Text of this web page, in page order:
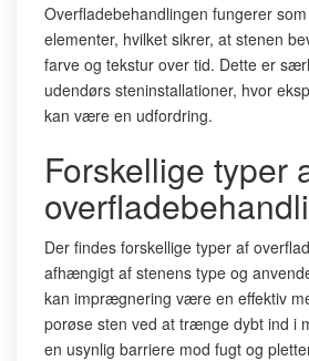
Overfladebehandlingen fungerer
elementer, hvilket sikrer, at stenen
farve og tekstur over tid. Dette er
udendørs steninstallationer, hvor
kan være en udfordring.
Forskellige typer
Der findes forskellige typer af
afhængigt af stenens type og
kan imprægnering være en effektiv
porøse sten ved at trænge dybt ind i
en usynlig barriere mod fugt og